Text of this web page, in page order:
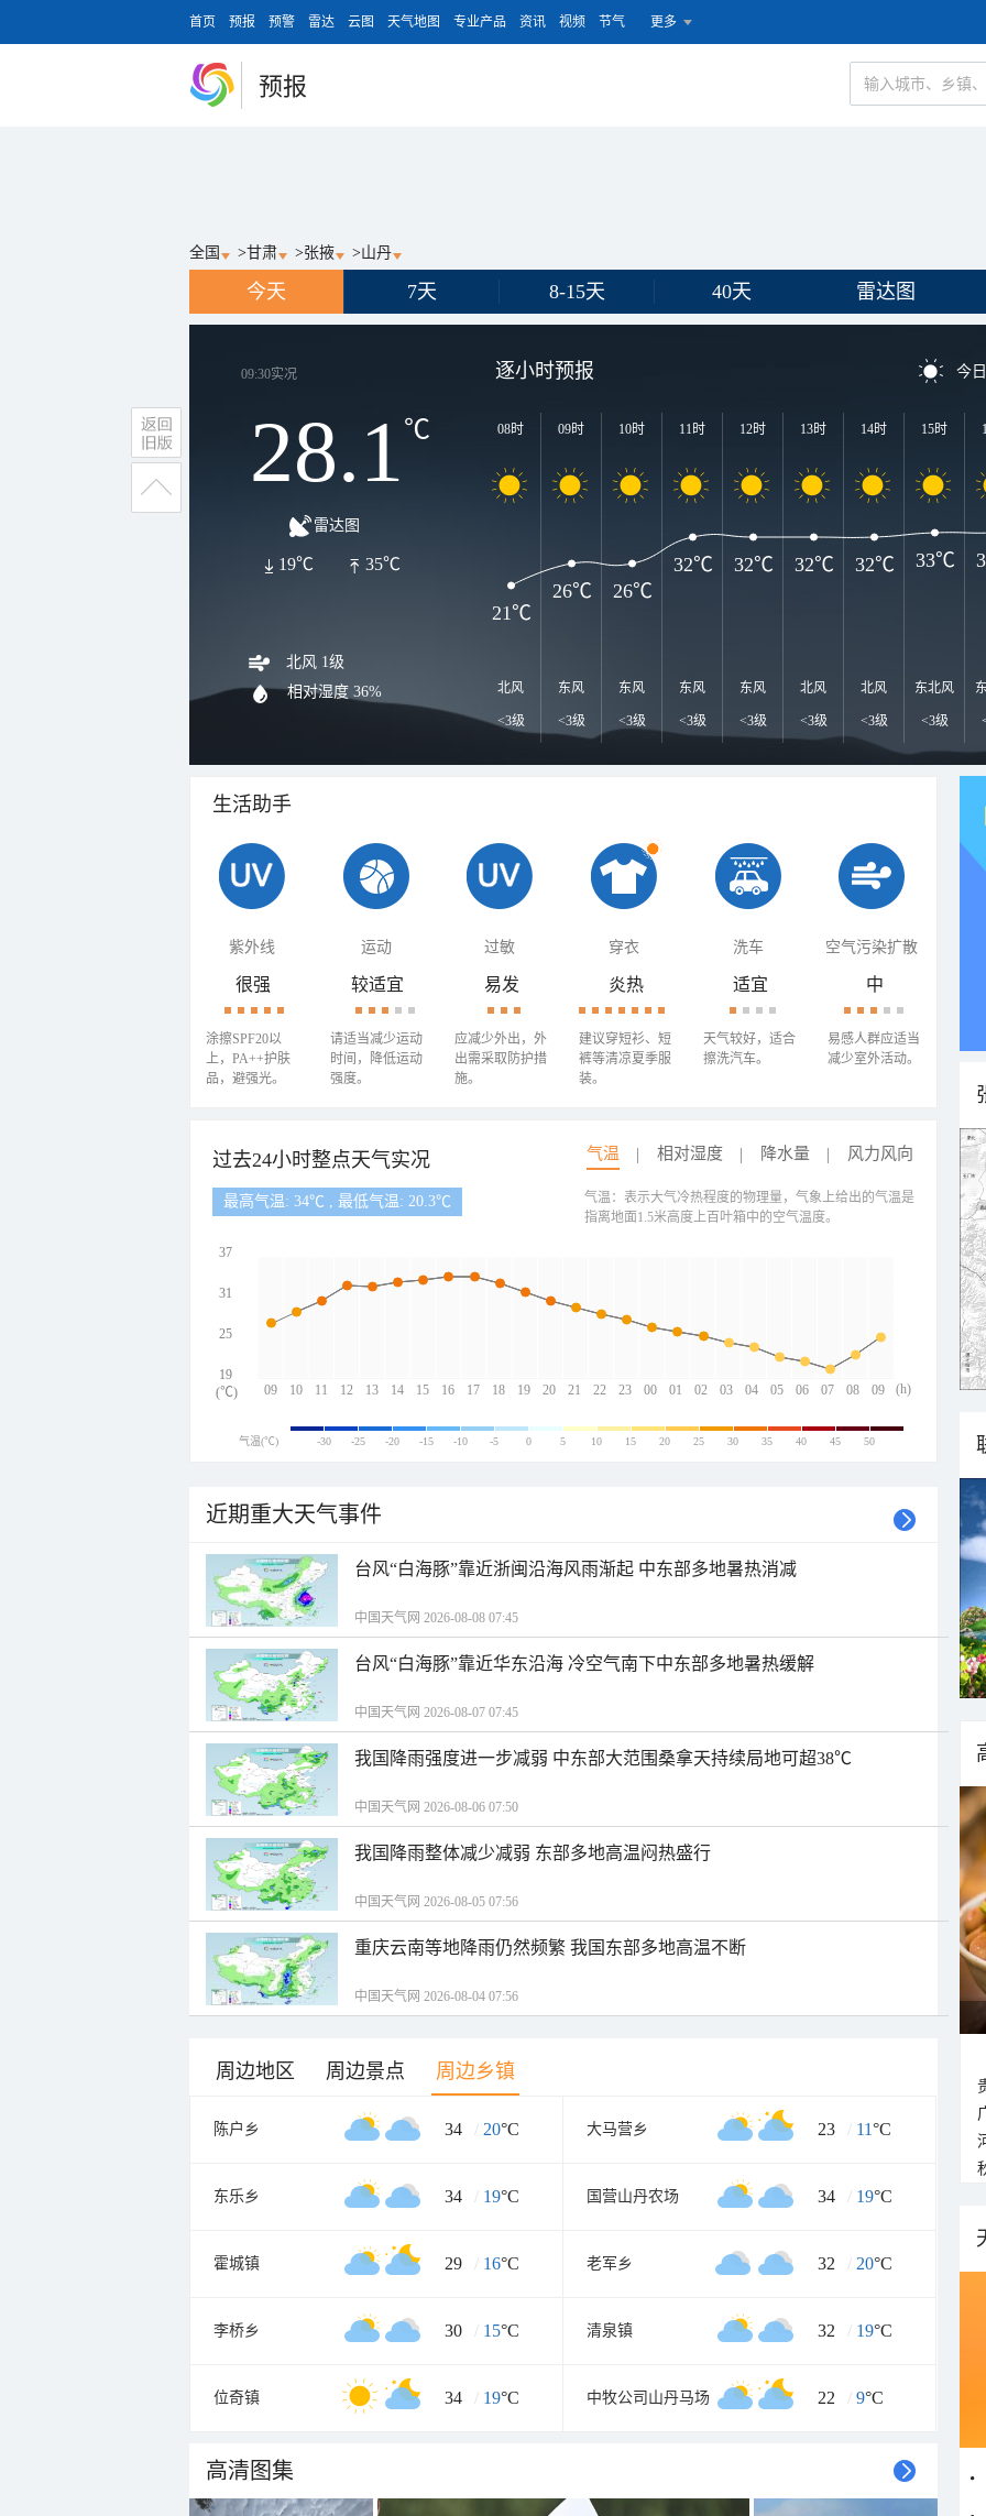
首页 预报 预警 雷达 云图 天气地图 专业产品 资讯 视频 节气 更多
预报
全国 >甘肃 >张掖 >山丹
今天 7天 8-15天 40天 雷达图
09:30实况
28.1℃
雷达图
35℃
19℃
北风 1级
相对湿度 36%
逐小时预报 今
08时
北风
<3级
09时
东风
<3级
10时
东风
<3级
11时
东风
<3级
12时
东风
<3级
13时
北风
<3级
14时
北风
<3级
15时
东北风
<3级
21℃
26℃ 26℃
32℃ 32℃ 32℃ 32℃ 33℃
生活助手
紫外线 运动 过敏 穿衣 洗车 空气污染扩散
很强
涂擦SPF20以
上，PA++护肤
品，避强光。
较适宜
请适当减少运动
时间，降低运动
强度。
易发
应减少外出，外
出需采取防护措
施。
炎热
建议穿短衫、短
裤等清凉夏季服
装。
适宜
天气较好，适合
擦洗汽车。
中
易感人群应适当
减少室外活动。
过去24小时整点天气实况 气温 相对湿度 降水量 风力风向
最高气温: 34℃ , 最低气温: 20.3℃
09 10 11 12 13 14 15 16 17 18 19 20 21 22 23 00 01 02 03 04 05 06 07 08 09
37
31
25
19
(h)
(℃)
气温：表示大气冷热程度的物理量，气象上给出的气温是
指离地面1.5米高度上百叶箱中的空气温度。
气温(℃) -30 -25 -20 -15 -10 -5 0 5 10 15 20 25 30 35 40 45 50
近期重大天气事件
台风“白海豚”靠近浙闽沿海风雨渐起 中东部多地暑热消减
中国天气网 2026-08-08 07:45
台风“白海豚”靠近华东沿海 冷空气南下中东部多地暑热缓解
中国天气网 2026-08-07 07:45
我国降雨强度进一步减弱 中东部大范围桑拿天持续局地可超38℃
中国天气网 2026-08-06 07:50
我国降雨整体减少减弱 东部多地高温闷热盛行
中国天气网 2026-08-05 07:56
重庆云南等地降雨仍然频繁 我国东部多地高温不断
中国天气网 2026-08-04 07:56
周边地区 周边景点 周边乡镇
陈户乡 34 / 20°C 大马营乡 23 / 11°C
东乐乡 34 / 19°C 国营山丹农场 34 / 19°C
霍城镇 29 / 16°C 老军乡 32 / 20°C
李桥乡 30 / 15°C 清泉镇 32 / 19°C
位奇镇 34 / 19°C 中牧公司山丹马场 22 / 9°C
高清图集